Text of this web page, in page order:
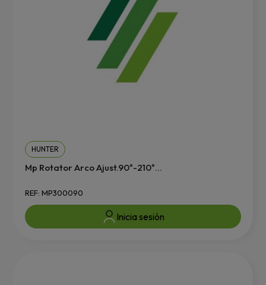
HUNTER
Mp Rotator Arco Ajust.90º-210º...
REF: MP300090
Inicia sesión